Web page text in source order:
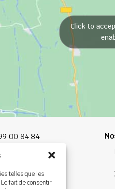
telles que les
fait de consentir
Click to
00 84 84
group.com
de Bretagne